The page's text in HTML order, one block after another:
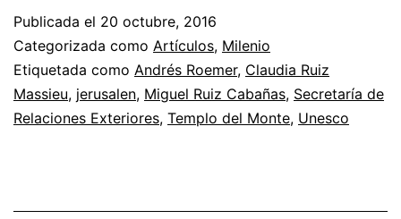
Publicada el 20 octubre, 2016
Categorizada como Artículos, Milenio
Etiquetada como Andrés Roemer, Claudia Ruiz
Massieu, jerusalen, Miguel Ruiz Cabañas, Secretaría de
Relaciones Exteriores, Templo del Monte, Unesco